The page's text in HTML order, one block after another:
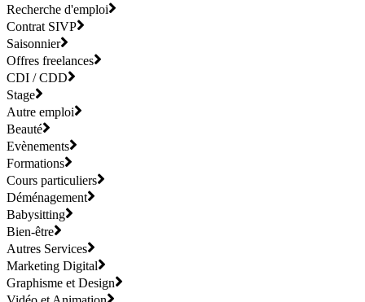
Recherche d'emploi
Contrat SIVP
Saisonnier
Offres freelances
CDI / CDD
Stage
Autre emploi
Beauté
Evènements
Formations
Cours particuliers
Déménagement
Babysitting
Bien-être
Autres Services
Marketing Digital
Graphisme et Design